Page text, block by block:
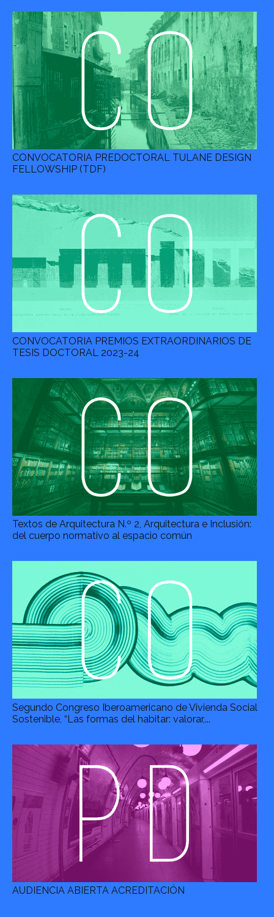
CONVOCATORIA PREDOCTORAL TULANE DESIGN
FELLOWSHIP (TDF)
CONVOCATORIA PREMIOS EXTRAORDINARIOS DE
TESIS DOCTORAL 2023-24
Textos de Arquitectura N.º 2, Arquitectura e Inclusión:
del cuerpo normativo al espacio común
Segundo Congreso Iberoamericano de Vivienda Social
Sostenible, “Las formas del habitar: valorar,...
AUDIENCIA ABIERTA ACREDITACIÓN